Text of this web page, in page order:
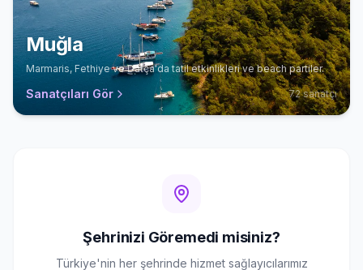
Muğla
Marmaris, Fethiye ve Datça'da tatil etkinlikleri ve beach partiler.
Sanatçıları Gör 72sanatçı
Şehrinizi Göremedi misiniz?
Türkiye'nin her şehrinde hizmet sağlayıcılarımız